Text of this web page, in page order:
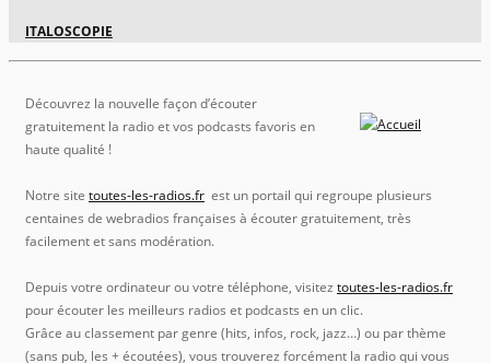
ITALOSCOPIE
Découvrez la nouvelle façon d’écouter
gratuitement la radio et vos podcasts favoris en
haute qualité !
Notre site toutes-les-radios.fr est un portail qui regroupe plusieurs
centaines de webradios françaises à écouter gratuitement, très
facilement et sans modération.
Depuis votre ordinateur ou votre téléphone, visitez toutes-les-radios.fr
pour écouter les meilleurs radios et podcasts en un clic.
Grâce au classement par genre (hits, infos, rock, jazz…) ou par thème
(sans pub, les + écoutées), vous trouverez forcément la radio qui vous